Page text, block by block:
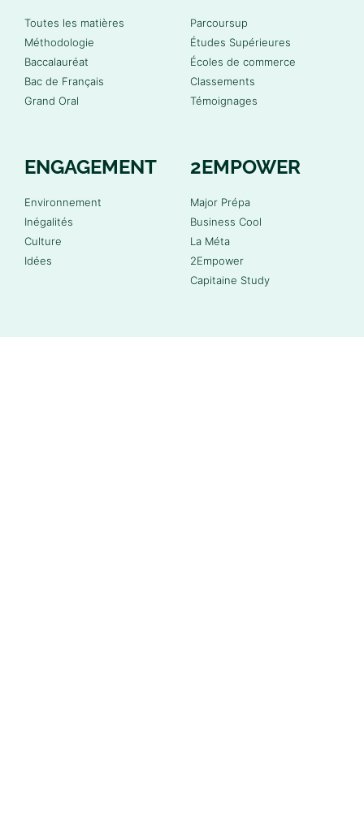
Toutes les matières
Méthodologie
Baccalauréat
Bac de Français
Grand Oral
Parcoursup
Études Supérieures
Écoles de commerce
Classements
Témoignages
ENGAGEMENT
Environnement
Inégalités
Culture
Idées
2EMPOWER
Major Prépa
Business Cool
La Méta
2Empower
Capitaine Study